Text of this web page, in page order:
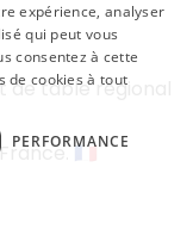
de table régional
🇫🇷
expérience, analyser
qui peut vous
consentez à cette
de cookies à tout
PERFORMANCE